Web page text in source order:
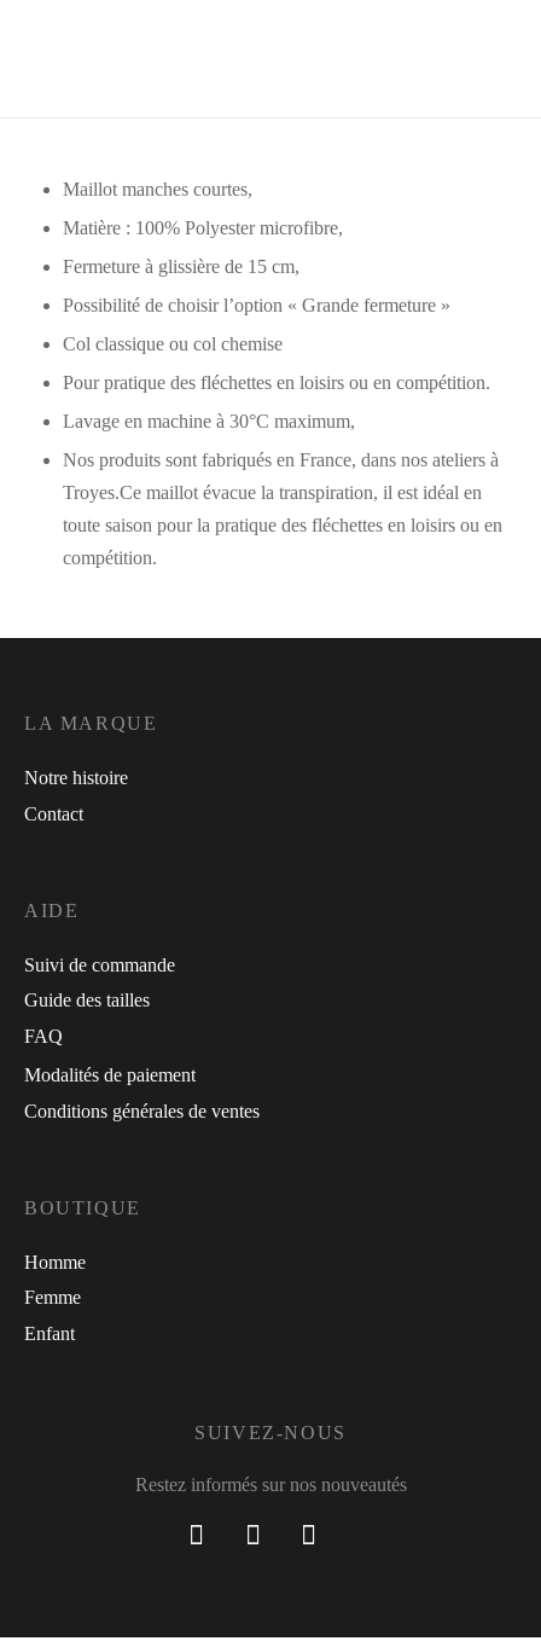
Maillot manches courtes,
Matière : 100% Polyester microfibre,
Fermeture à glissière de 15 cm,
Possibilité de choisir l’option « Grande fermeture »
Col classique ou col chemise
Pour pratique des fléchettes en loisirs ou en compétition.
Lavage en machine à 30°C maximum,
Nos produits sont fabriqués en France, dans nos ateliers à
Troyes.Ce maillot évacue la transpiration, il est idéal en
toute saison pour la pratique des fléchettes en loisirs ou en
compétition.
LA MARQUE
Notre histoire
Contact
AIDE
Suivi de commande
Guide des tailles
FAQ
Modalités de paiement
Conditions générales de ventes
BOUTIQUE
Homme
Femme
Enfant
SUIVEZ-NOUS
Restez informés sur nos nouveautés